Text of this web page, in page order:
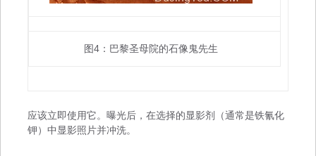
图4：巴黎圣母院的石像鬼先生
应该立即使用它。曝光后，在选择的显影剂（通常是铁氰化
钾）中显影照片并冲洗。